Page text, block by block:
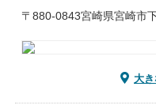
〒880-0843宮崎県宮崎市
大